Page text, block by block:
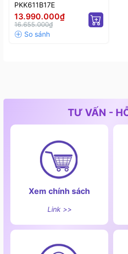
PKK611B17E
13.990.000₫
16.655.000₫
TƯ VẤN -
Xem chính sách
Link >>